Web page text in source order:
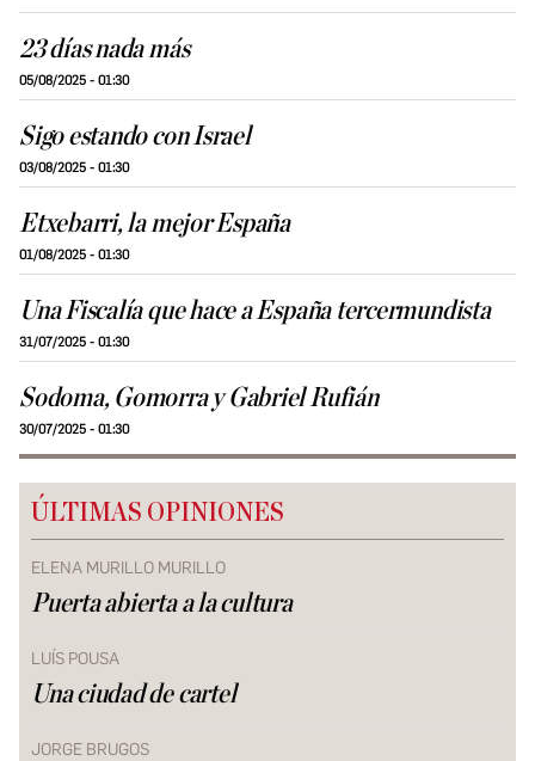
23 días nada más
05/08/2025 - 01:30
Sigo estando con Israel
03/08/2025 - 01:30
Etxebarri, la mejor España
01/08/2025 - 01:30
Una Fiscalía que hace a España tercermundista
31/07/2025 - 01:30
Sodoma, Gomorra y Gabriel Rufián
30/07/2025 - 01:30
ÚLTIMAS OPINIONES
ELENA MURILLO MURILLO
Puerta abierta a la cultura
LUÍS POUSA
Una ciudad de cartel
JORGE BRUGOS